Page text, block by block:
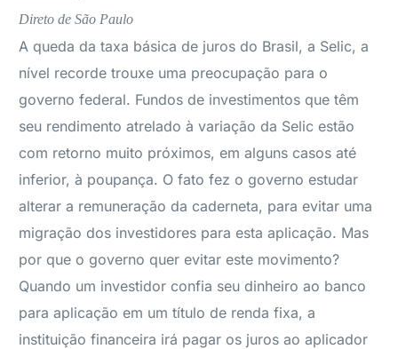
Direto de São Paulo
A queda da taxa básica de juros do Brasil, a Selic, a
nível recorde trouxe uma preocupação para o
governo federal. Fundos de investimentos que têm
seu rendimento atrelado à variação da Selic estão
com retorno muito próximos, em alguns casos até
inferior, à poupança. O fato fez o governo estudar
alterar a remuneração da caderneta, para evitar uma
migração dos investidores para esta aplicação. Mas
por que o governo quer evitar este movimento?
Quando um investidor confia seu dinheiro ao banco
para aplicação em um título de renda fixa, a
instituição financeira irá pagar os juros ao aplicador